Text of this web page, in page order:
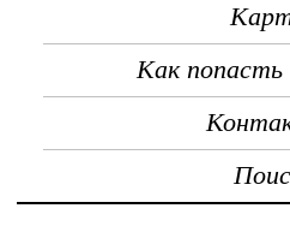
Как попасть